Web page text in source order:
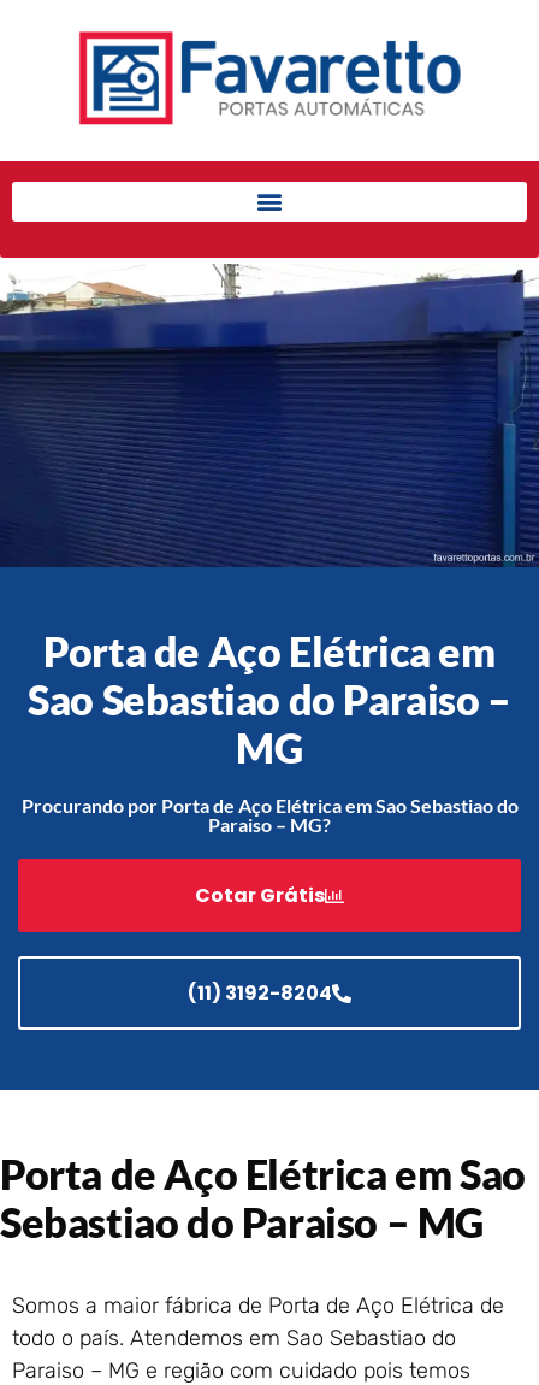
Produtos
Porta de Enrolar Automática
Automatizadores
Acessórios Para Portas de
Enrolar
Pintura eletrostática
Portfólio
Contato
Acessórios
Automatização
Portão de Garagem de
Enrolar em Teresópolis – RJ
Enrolar em São Pedro da
Portão de Garagem de
Meriti – RJ
Portão de Garagem de
Portão de Garagem de
Portão de Garagem de
Enrolar em Queimados – RJ
Portão de Garagem de
Portão de Garagem de
Enrolar em Paraty – RJ
Portão de Garagem de
Porta de Aço Elétrica em
Sao Sebastiao do Paraiso –
MG
Procurando por Porta de Aço Elétrica em Sao Sebastiao do
Paraiso – MG?
Cotar Grátis
(11) 3192-8204
Porta de Aço Elétrica em Sao
Sebastiao do Paraiso – MG
Somos a maior fábrica de Porta de Aço Elétrica de
todo o país. Atendemos em Sao Sebastiao do
Paraiso – MG e região com cuidado pois temos